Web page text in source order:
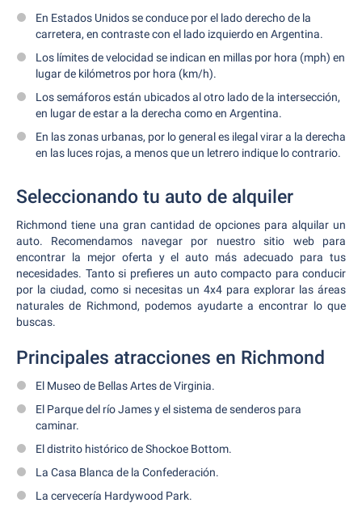
En Estados Unidos se conduce por el lado derecho de la
carretera, en contraste con el lado izquierdo en Argentina.
Los límites de velocidad se indican en millas por hora (mph) en
lugar de kilómetros por hora (km/h).
Los semáforos están ubicados al otro lado de la intersección,
en lugar de estar a la derecha como en Argentina.
En las zonas urbanas, por lo general es ilegal virar a la derecha
en las luces rojas, a menos que un letrero indique lo contrario.
Seleccionando tu auto de alquiler
Richmond tiene una gran cantidad de opciones para alquilar un
auto. Recomendamos navegar por nuestro sitio web para
encontrar la mejor oferta y el auto más adecuado para tus
necesidades. Tanto si prefieres un auto compacto para conducir
por la ciudad, como si necesitas un 4x4 para explorar las áreas
naturales de Richmond, podemos ayudarte a encontrar lo que
buscas.
Principales atracciones en Richmond
El Museo de Bellas Artes de Virginia.
El Parque del río James y el sistema de senderos para
caminar.
El distrito histórico de Shockoe Bottom.
La Casa Blanca de la Confederación.
La cervecería Hardywood Park.